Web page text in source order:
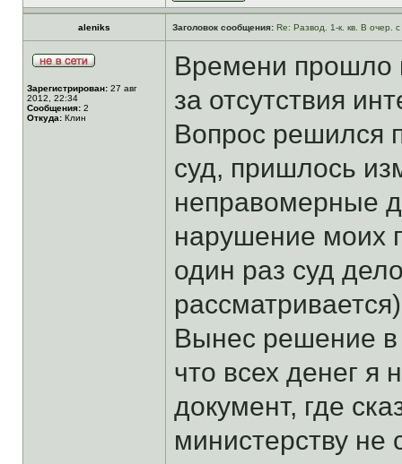
aleniks Заголовок сообщения: Re: Развод. 1-к. кв. В очер.
Зарегистрирован: 27 авг
2012, 22:34
Сообщения: 2
Откуда: Клин
Времени прошло
за отсутствия
Вопрос решился
суд, пришлось
неправомерные
нарушение моих
один раз суд
Вынес решение в
что всех денег я
документ, где
министерству не